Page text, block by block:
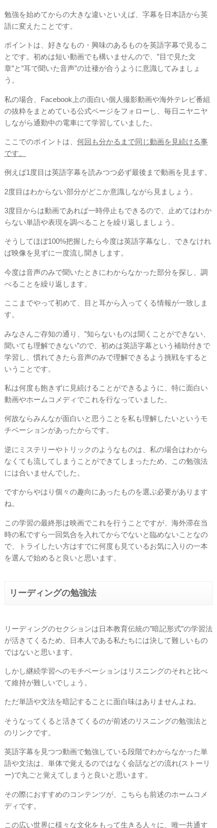
勉強を始めてからの大きな違いといえば、字幕を日本語から英
語に変えたことです。
ポイントは、好きなもの・興味のあるものを英語字幕で見るこ
とです。初めは短い動画でも構いませんので、”目で見た文
章”と”耳で聞いた音声”の辻褄が合うように意識してみましょ
う。
私の場合、Facebook上の面白い個人撮影動画や海外テレビ番組
の抜粋をまとめている公式ページをフォローし、毎日ニヤニヤ
しながら通勤中の電車にて学習していました。
ここでのポイントは、 何回も分かるまで同じ動画を見続ける事
です。
例えば1度目は英語字幕を読みつつ必ず最後まで動画を見ます。
2度目はわからない部分がどこか意識しながら見ましょう。
3度目からは動画であれば一時停止もできるので、止めてはわか
らない単語や表現を調べることを繰り返しましょう。
そうしてほぼ100%把握したら今度は英語字幕なし、できなけれ
ば映像を見ずに一度流し聞きします。
今度は音声のみで聞いたときにわからなかった部分を探し、調
べることを繰り返します。
ここまでやって初めて、目と耳から入ってくる情報が一致しま
す。
みなさんご存知の通り、”知らないものは聞くことができない、
聞いても理解できない”ので、初めは英語字幕という補助付きで
学習し、慣れてきたら音声のみで理解できるよう挑戦をすると
いうことです。
私は何度も飽きずに見続けることができるように、特に面白い
動画やホームコメディでこれを行なっていました。
何故ならみんなが面白いと思うことを私も理解したいというモ
チベーションがあったからです。
逆にミステリーやトリックのようなものは、私の場合はわから
なくても流してしまうことができてしまったため、この勉強法
には合いませんでした。
ですからやはり個々の趣向にあったものを選ぶ必要があります
ね。
この学習の最終形は映画でこれを行うことですが、海外滞在当
時の私ですら一回気合を入れてからでないと臨めないことなの
で、トライしたい方はすでに何度も見ているお気に入りの一本
を選んで始めると良いと思います。
リーディングの勉強法
リーディングのセクションは日本教育伝統の”暗記形式”の学習法
が活きてくるため、日本人である私たちには決して難しいもの
ではないと思います。
しかし継続学習へのモチベーションはリスニングのそれと比べ
て維持が難しいでしょう。
ただ単語や文法を暗記することに面白味はありませんよね。
そうなってくると活きてくるのが前述のリスニングの勉強法と
のリンクです。
英語字幕を見つつ動画で勉強している段階でわからなかった単
語や文法は、単体で覚えるのではなく会話などの流れ(ストーリ
ー)で丸ごと覚えてしまうと良いと思います。
その際におすすめのコンテンツが、こちらも前述のホームコメ
ディです。
この広い世界に様々な文化をもって生きる人々に、唯一共通す